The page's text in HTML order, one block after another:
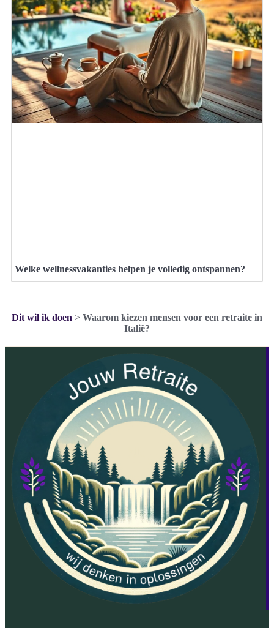
Welke wellnessvakanties helpen je volledig ontspannen?
Dit wil ik doen > Waarom kiezen mensen voor een retraite in
Italië?